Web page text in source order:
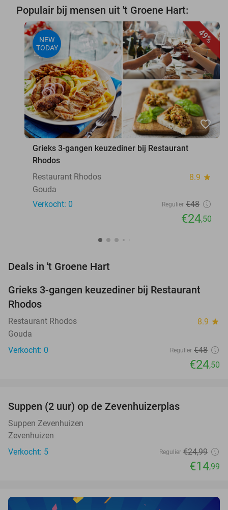
Populair bij mensen uit 't Groene Hart:
49%
NEW
TODAY
favorite_border
Grieks 3-gangen keuzediner bij Restaurant
Rhodos
Restaurant Rhodos
8.9 star
Gouda
Verkocht: 0
Regulier €48
€24,50
Deals in 't Groene Hart
49%
TODAY
Grieks 3-gangen keuzediner bij Restaurant
Rhodos
Restaurant Rhodos 8.9 star
Gouda
Verkocht: 0
Regulier €48
€24,50
NEW
TODAY
Suppen (2 uur) op de Zevenhuizerplas
Suppen Zevenhuizen
Zevenhuizen
Verkocht: 5
Regulier €24,99
€14,99